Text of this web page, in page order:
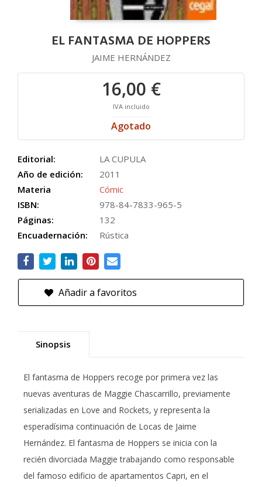
EL FANTASMA DE HOPPERS
JAIME HERNÁNDEZ
16,00 €
IVA incluido
Agotado
Editorial:
LA CUPULA
Año de edición:
2011
Materia
Cómic
ISBN:
978-84-7833-965-5
Páginas:
132
Encuadernación:
Rústica
Añadir a favoritos
Sinopsis
El fantasma de Hoppers recoge por primera vez las
nuevas aventuras de Maggie Chascarrillo, previamente
serializadas en Love and Rockets, y representa la
esperadísima continuación de Locas de Jaime
Hernández. El fantasma de Hoppers se inicia con la
recién divorciada Maggie trabajando como responsable
del famoso edificio de apartamentos Capri, en el